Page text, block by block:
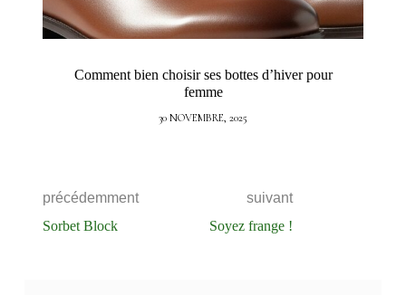
Comment bien choisir ses bottes d’hiver pour
femme
30 NOVEMBRE, 2025
précédemment
Sorbet Block
suivant
Soyez frange !